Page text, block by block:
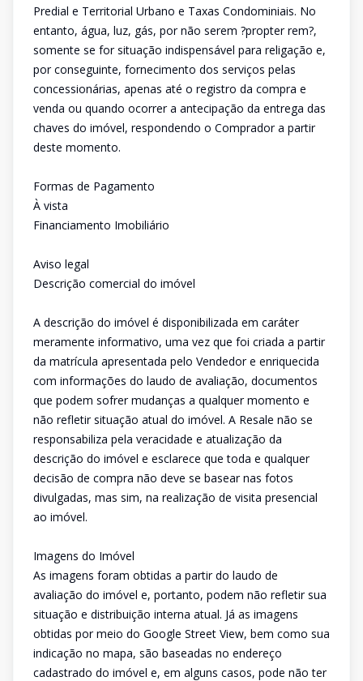
Predial e Territorial Urbano e Taxas Condominiais. No
entanto, água, luz, gás, por não serem ?propter rem?,
somente se for situação indispensável para religação e,
por conseguinte, fornecimento dos serviços pelas
concessionárias, apenas até o registro da compra e
venda ou quando ocorrer a antecipação da entrega das
chaves do imóvel, respondendo o Comprador a partir
deste momento.
Formas de Pagamento
À vista
Financiamento Imobiliário
Aviso legal
Descrição comercial do imóvel
A descrição do imóvel é disponibilizada em caráter
meramente informativo, uma vez que foi criada a partir
da matrícula apresentada pelo Vendedor e enriquecida
com informações do laudo de avaliação, documentos
que podem sofrer mudanças a qualquer momento e
não refletir situação atual do imóvel. A Resale não se
responsabiliza pela veracidade e atualização da
descrição do imóvel e esclarece que toda e qualquer
decisão de compra não deve se basear nas fotos
divulgadas, mas sim, na realização de visita presencial
ao imóvel.
Imagens do Imóvel
As imagens foram obtidas a partir do laudo de
avaliação do imóvel e, portanto, podem não refletir sua
situação e distribuição interna atual. Já as imagens
obtidas por meio do Google Street View, bem como sua
indicação no mapa, são baseadas no endereço
cadastrado do imóvel e, em alguns casos, pode não ter